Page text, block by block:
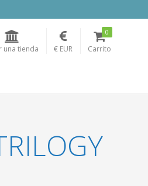
una tienda € EUR Carrito
0